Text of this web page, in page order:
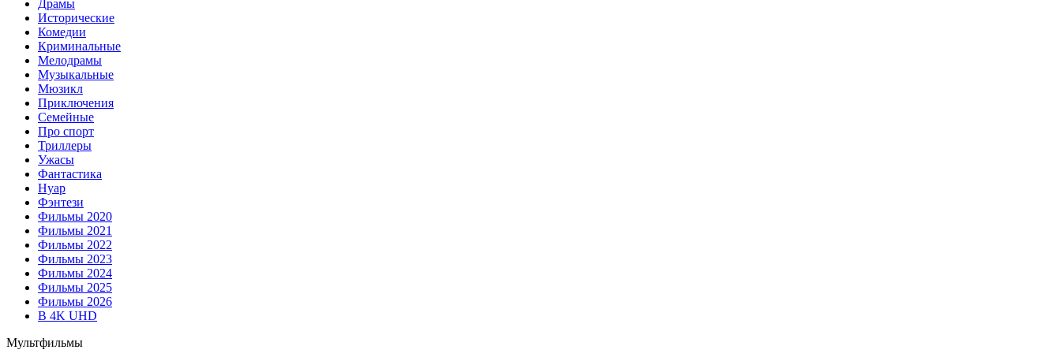
Драмы
Исторические
Комедии
Криминальные
Мелодрамы
Музыкальные
Мюзикл
Приключения
Семейные
Про спорт
Триллеры
Ужасы
Фантастика
Нуар
Фэнтези
Фильмы 2020
Фильмы 2021
Фильмы 2022
Фильмы 2023
Фильмы 2024
Фильмы 2025
Фильмы 2026
В 4K UHD
Мультфильмы